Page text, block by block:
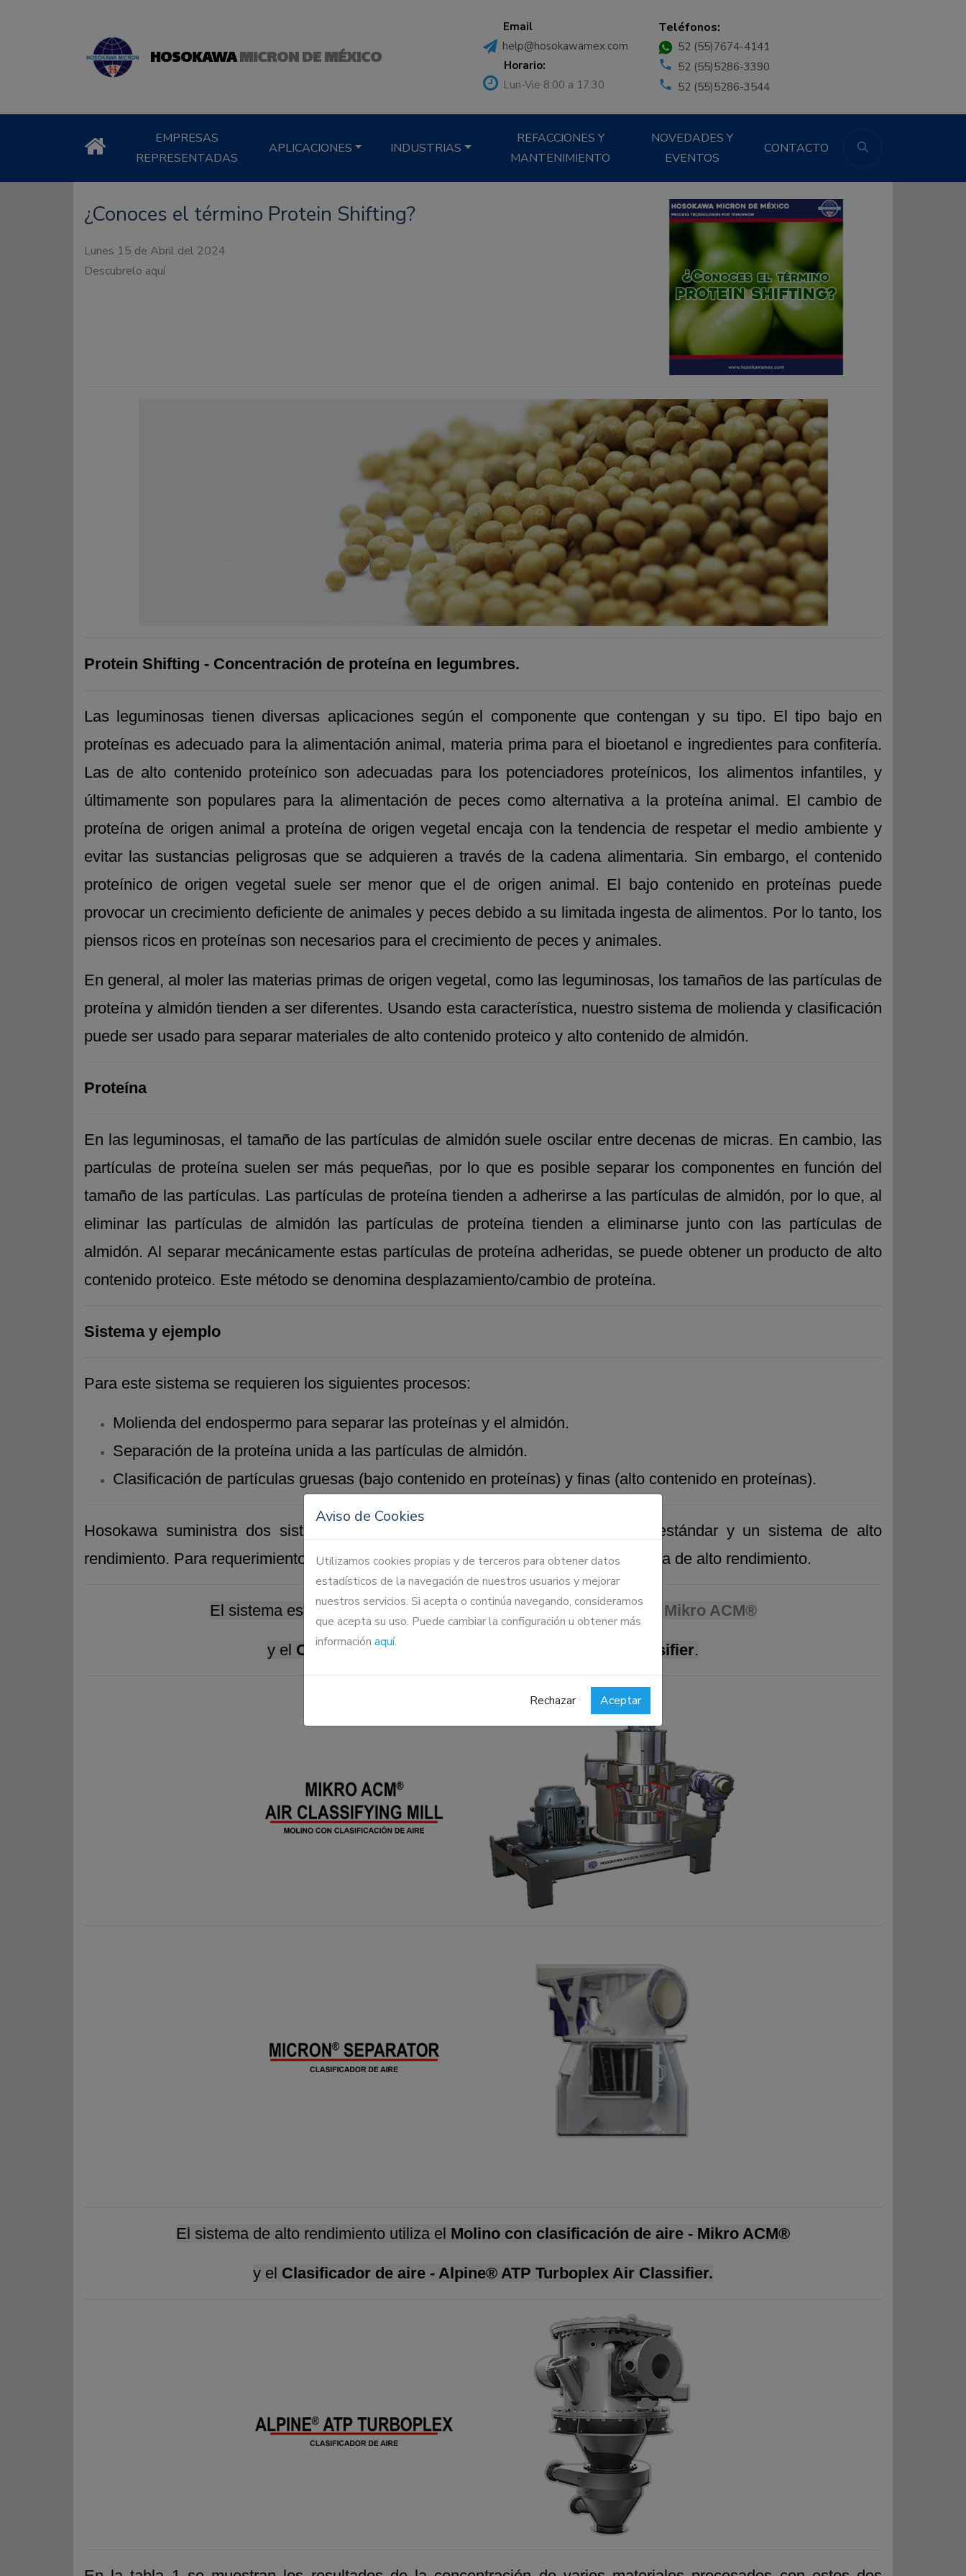
Aviso de Cookies
Utilizamos cookies propias y de terceros para obtener datos
estadísticos de la navegación de nuestros usuarios y mejorar
nuestros servicios. Si acepta o continúa navegando, consideramos
que acepta su uso. Puede cambiar la configuración u obtener más
información aquí.
Rechazar Aceptar
HOSOKAWAMICRON DE MÉXICO
Email
help@hosokawamex.com
Horario:
Lun-Vie 8:00 a 17:30
Teléfonos:
52 (55)7674-4141
52 (55)5286-3390
52 (55)5286-3544
EMPRESAS
REPRESENTADAS
APLICACIONES INDUSTRIAS
REFACCIONES Y
MANTENIMIENTO
NOVEDADES Y
EVENTOS
CONTACTO
¿Conoces el término Protein Shifting?
Lunes 15 de Abril del 2024
Descubrelo aquí
Protein Shifting - Concentración de proteína en legumbres.
Las leguminosas tienen diversas aplicaciones según el componente que contengan y su tipo. El tipo bajo en
proteínas es adecuado para la alimentación animal, materia prima para el bioetanol e ingredientes para confitería.
Las de alto contenido proteínico son adecuadas para los potenciadores proteínicos, los alimentos infantiles, y
últimamente son populares para la alimentación de peces como alternativa a la proteína animal. El cambio de
proteína de origen animal a proteína de origen vegetal encaja con la tendencia de respetar el medio ambiente y
evitar las sustancias peligrosas que se adquieren a través de la cadena alimentaria. Sin embargo, el contenido
proteínico de origen vegetal suele ser menor que el de origen animal. El bajo contenido en proteínas puede
provocar un crecimiento deficiente de animales y peces debido a su limitada ingesta de alimentos. Por lo tanto, los
piensos ricos en proteínas son necesarios para el crecimiento de peces y animales.
En general, al moler las materias primas de origen vegetal, como las leguminosas, los tamaños de las partículas de
proteína y almidón tienden a ser diferentes. Usando esta característica, nuestro sistema de molienda y clasificación
puede ser usado para separar materiales de alto contenido proteico y alto contenido de almidón.
Proteína
En las leguminosas, el tamaño de las partículas de almidón suele oscilar entre decenas de micras. En cambio, las
partículas de proteína suelen ser más pequeñas, por lo que es posible separar los componentes en función del
tamaño de las partículas. Las partículas de proteína tienden a adherirse a las partículas de almidón, por lo que, al
eliminar las partículas de almidón las partículas de proteína tienden a eliminarse junto con las partículas de
almidón. Al separar mecánicamente estas partículas de proteína adheridas, se puede obtener un producto de alto
contenido proteico. Este método se denomina desplazamiento/cambio de proteína.
Sistema y ejemplo
Para este sistema se requieren los siguientes procesos:
Molienda del endospermo para separar las proteínas y el almidón.
Separación de la proteína unida a las partículas de almidón.
Clasificación de partículas gruesas (bajo contenido en proteínas) y finas (alto contenido en proteínas).
Hosokawa suministra dos sistemas para esta aplicación, un sistema de tipo estándar y un sistema de alto
rendimiento. Para requerimientos de elevado contenido proteico, se utiliza el sistema de alto rendimiento.
El sistema estándar utiliza unMolino con clasificación de aire - Mikro ACM®
y el Clasificador de aire - Micron® Separator Air Classifier.
El sistema de alto rendimiento utiliza el Molino con clasificación de aire - Mikro ACM®
y el Clasificador de aire - Alpine® ATP Turboplex Air Classifier.